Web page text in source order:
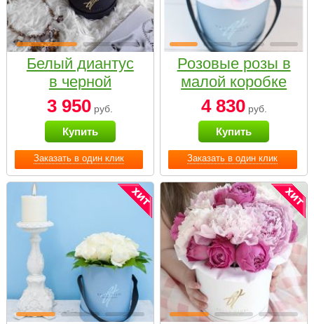
Заказать в один клик
Белый диантус
в черной
коробке Small
3 950 руб.
Купить
Заказать в один клик
Розовые розы в
малой коробке
4 830руб.
Купить